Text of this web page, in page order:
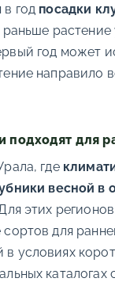
год посадки
раньше
год может
направило
подходят для
где
весной в
этих
для
условиях
каталогах